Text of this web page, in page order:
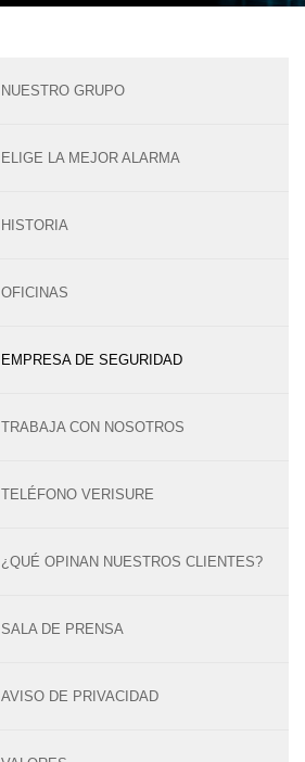
NUESTRO GRUPO
ELIGE LA MEJOR ALARMA
HISTORIA
OFICINAS
EMPRESA DE SEGURIDAD
TRABAJA CON NOSOTROS
TELÉFONO VERISURE
¿QUÉ OPINAN NUESTROS CLIENTES?
SALA DE PRENSA
AVISO DE PRIVACIDAD